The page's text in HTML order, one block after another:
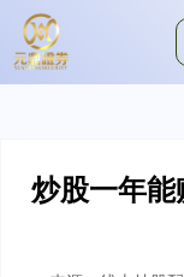
炒股一年